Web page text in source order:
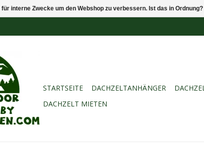
STARTSEITE DACHZELTANHÄNGER
DACHZELT MIETEN
interne Zwecke um den Webshop zu verbessern. Ist das in Ordnung?